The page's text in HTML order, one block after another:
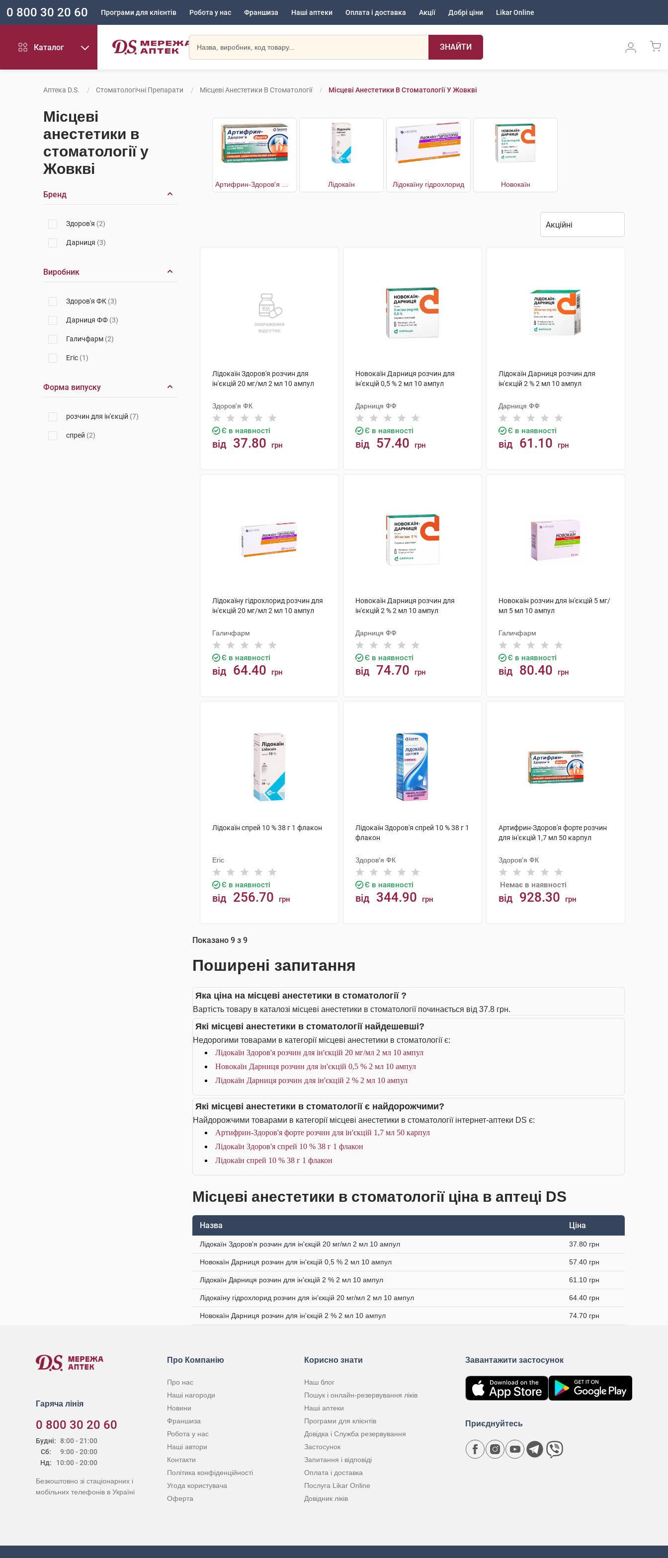
0 800 30 20 60 Програми для клієнтів Робота у нас Франшиза Наші аптеки Оплата і доставка Акції Добрі ціни Likar Online
Каталог ЗНАЙТИ
Аптека D.S. Стоматологічні Препарати Місцеві Анестетики В Стоматології Місцеві Анестетики В Стоматології У Жовкві
Місцеві
анестетики в
стоматології у
Жовкві
Бренд
Здоров'я (2)
Дарниця (3)
Виробник
Здоров'я ФК (3)
Дарниця ФФ (3)
Галичфарм (2)
Егіс (1)
Форма випуску
розчин для ін'єкцій (7)
спрей (2)
Лідокаїн Лідокаїну гідрохлорид Новокаїн
Лідокаїн Здоров'я розчин для
ін'єкцій 20 мг/мл 2 мл 10 ампул
Здоров'я ФК
Є в наявності
від 37.80 грн
Новокаїн Дарниця розчин для
ін'єкцій 0,5 % 2 мл 10 ампул
Дарниця ФФ
Є в наявності
від 57.40 грн
Лідокаїн Дарниця розчин для
ін'єкцій 2 % 2 мл 10 ампул
Дарниця ФФ
Є в наявності
від 61.10 грн
Лідокаїну гідрохлорид розчин для
ін'єкцій 20 мг/мл 2 мл 10 ампул
Галичфарм
Є в наявності
від 64.40 грн
Новокаїн Дарниця розчин для
ін'єкцій 2 % 2 мл 10 ампул
Дарниця ФФ
Є в наявності
від 74.70 грн
Новокаїн розчин для ін'єкцій 5 мг/
мл 5 мл 10 ампул
Галичфарм
Є в наявності
від 80.40 грн
Лідокаїн спрей 10 % 38 г 1 флакон
Егіс
Є в наявності
від 256.70 грн
Лідокаїн Здоров'я спрей 10 % 38 г 1
флакон
Здоров'я ФК
Є в наявності
від 344.90 грн
Артифрин-Здоров'я форте розчин
для ін'єкцій 1,7 мл 50 карпул
Здоров'я ФК
Немає в наявності
від 928.30 грн
Показано 9 з 9
Поширені запитання
Яка ціна на місцеві анестетики в стоматології ?
Вартість товару в каталозі місцеві анестетики в стоматології починається від 37.8 грн.
Які місцеві анестетики в стоматології найдешевші?
Недорогими товарами в категорії місцеві анестетики в стоматології є:
Лідокаїн Здоров'я розчин для ін'єкцій 20 мг/мл 2 мл 10 ампул
Новокаїн Дарниця розчин для ін'єкцій 0,5 % 2 мл 10 ампул
Лідокаїн Дарниця розчин для ін'єкцій 2 % 2 мл 10 ампул
Які місцеві анестетики в стоматології є найдорожчими?
Найдорожчими товарами в категорії місцеві анестетики в стоматології інтернет-аптеки DS є:
Артифрин-Здоров'я форте розчин для ін'єкцій 1,7 мл 50 карпул
Лідокаїн Здоров'я спрей 10 % 38 г 1 флакон
Лідокаїн спрей 10 % 38 г 1 флакон
Місцеві анестетики в стоматології ціна в аптеці DS
Назва Ціна
Лідокаїн Здоров'я розчин для ін'єкцій 20 мг/мл 2 мл 10 ампул 37.80 грн
Новокаїн Дарниця розчин для ін'єкцій 0,5 % 2 мл 10 ампул 57.40 грн
Лідокаїн Дарниця розчин для ін'єкцій 2 % 2 мл 10 ампул 61.10 грн
Лідокаїну гідрохлорид розчин для ін'єкцій 20 мг/мл 2 мл 10 ампул 64.40 грн
Новокаїн Дарниця розчин для ін'єкцій 2 % 2 мл 10 ампул 74.70 грн
Гаряча лінія
0 800 30 20 60
Будні:
Сб:
Нд:
8:00 - 21:00
9:00 - 20:00
10:00 - 20:00
Безкоштовно зі стаціонарних і
мобільних телефонів в Україні
Про Компанію
Про нас
Наші нагороди
Новини
Франшиза
Робота у нас
Наші автори
Контакти
Політика конфіденційності
Угода користувача
Оферта
Корисно знати
Наш блог
Пошук і онлайн-резервування ліків
Наші аптеки
Програми для клієнтів
Довідка і Служба резервування
Застосунок
Запитання і відповіді
Оплата і доставка
Послуга Likar Online
Довідник ліків
Завантажити застосунок
Приєднуйтесь